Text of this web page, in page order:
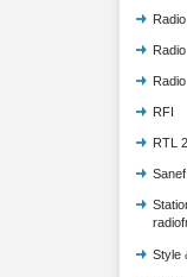
RFI
RTL 2
Style